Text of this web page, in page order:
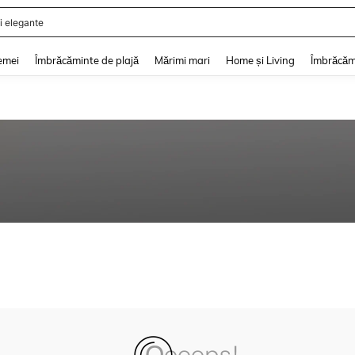
elegante
Îmbrăcăminte de plajă Mărimi mari Home și Living